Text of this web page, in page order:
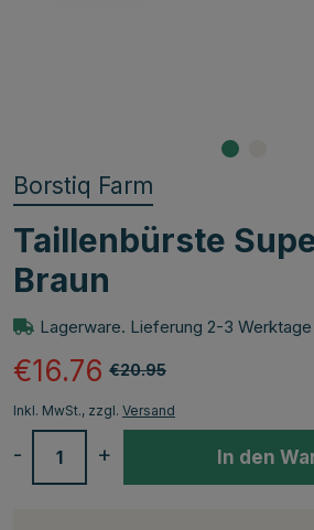
Borstiq Farm
Taillenbürste
Braun
Lagerware. Lieferung 2-3 Werktage
€20.95
€16.76
Inkl. MwSt., zzgl. Versand
+
- In den